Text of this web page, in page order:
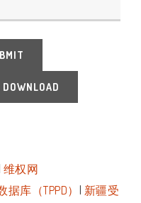
维权网
库（TPPD） | 新疆受